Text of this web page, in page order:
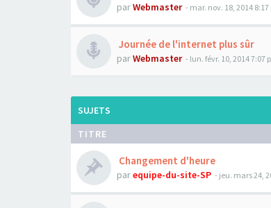
parWebmaster - mar. nov. 18, 2014 8:17
Journée de l'internet plus sûr
parWebmaster - lun. févr. 10, 2014 7:07
SUJETS
TITRE
Changement d'heure
parequipe-du-site-SP - jeu. mars 24,